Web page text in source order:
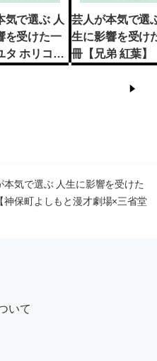
気で選ぶ 人
を受けた一
タ ホリコ
芸人が本気で選
生に影響を受け
冊【兄弟 紅葉】
本気で選ぶ 人生に影響を受けた
神保町よしもと漫才劇場×三省堂
いて